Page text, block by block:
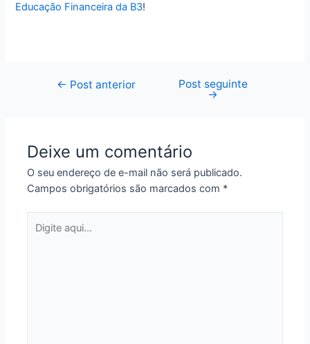
Educação Financeira da B3!
Navegação
← Post anterior Post seguinte
→
Deixe um comentário
O seu endereço de e-mail não será publicado.
Campos obrigatórios são marcados com *
aqui...